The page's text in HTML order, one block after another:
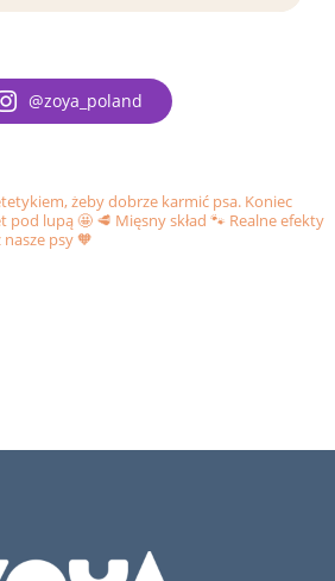
@zoya_poland
żeby dobrze karmić psa. Koniec
pod lupą 🤩🥩 Mięsny skład 🐾 Realne efekty
psy 🧡